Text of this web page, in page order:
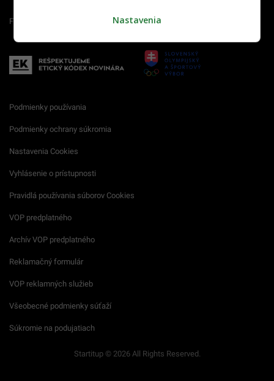
Femm.sk
Podmienky používania
Podmienky ochrany súkromia
Nastavenia Cookies
Vyhlásenie o prístupnosti
Pravidlá používania súborov Cookies
VOP predplatného
Archív VOP predplatného
Reklamačný formulár
VOP reklamných služieb
Všeobecné podmienky súťaží
Súkromie na podujatiach
Startitup © 2026 All Rights Reserved.
Nastavenia